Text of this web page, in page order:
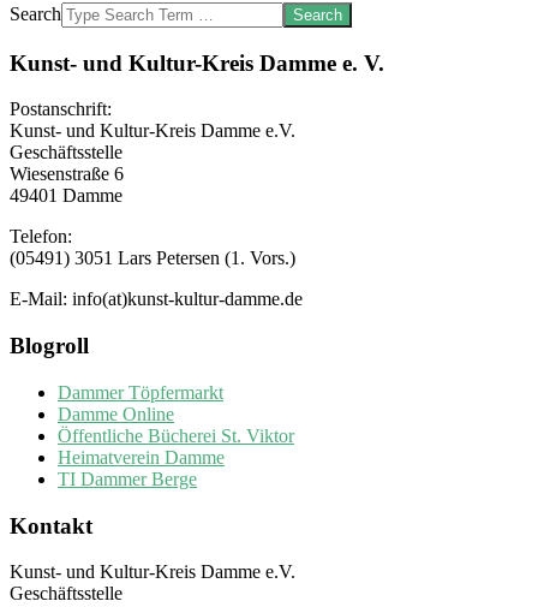
Search
Kunst- und Kultur-Kreis Damme e. V.
Postanschrift:
Kunst- und Kultur-Kreis Damme e.V.
Geschäftsstelle
Wiesenstraße 6
49401 Damme
Telefon:
(05491) 3051 Lars Petersen (1. Vors.)
E-Mail: info(at)kunst-kultur-damme.de
Blogroll
Dammer Töpfermarkt
Damme Online
Öffentliche Bücherei St. Viktor
Heimatverein Damme
TI Dammer Berge
Kontakt
Kunst- und Kultur-Kreis Damme e.V.
Geschäftsstelle